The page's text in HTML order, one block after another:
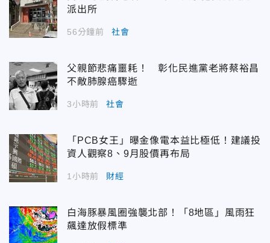
派出所
56分鐘前 社會
父親節悲痛噩耗！ 彰化民進黨老將蔡裕昌
不敵肺腺癌驟逝
3小時前 社會
「PCB女王」曝金像電本益比極低！建議投
資人觀察8、9月股價再布局
1小時前 財經
白海豚暴風圈強襲北部！「8地區」風雨狂
飆達放假標準